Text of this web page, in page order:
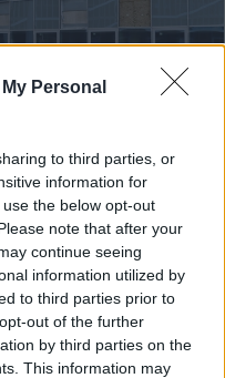
Personal
to third parties, or
information for
the below opt-out
note that after your
continue seeing
information utilized by
to third parties prior to
out of the further
by third parties on the
This information may
annyi
az államtól,
nyertese
lesz - 20-30 vagy akár
46 százalékos